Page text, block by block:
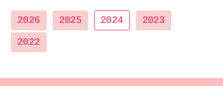
2026 2025 2024
2023
2022